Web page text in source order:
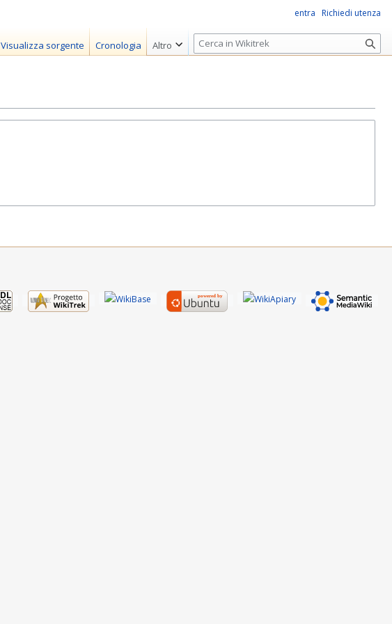
entra Richiedi utenza
Visualizza sorgente Cronologia Altro
R
i
r
c